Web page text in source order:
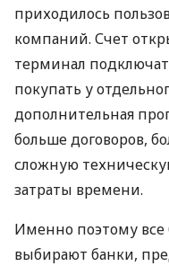
приходилось
компаний. Счет
терминал
покупать у
дополнительная
больше договоров,
сложную
затраты времени.
Именно поэтому
выбирают банки,